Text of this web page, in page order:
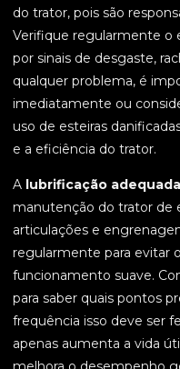
do trator, pois são
Verifique regularmente o
por sinais de desgaste,
qualquer problema, é
imediatamente ou
uso de esteiras
e a eficiência do trator.
A lubrificação adequada
manutenção do trator de
articulações e
regularmente para evitar
funcionamento suave.
para saber quais pontos
frequência isso deve ser
apenas aumenta a vida